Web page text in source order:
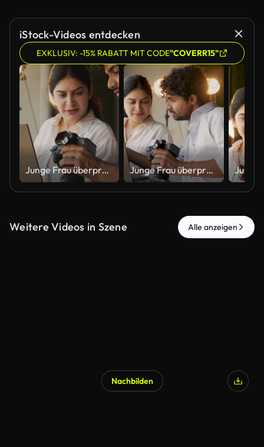
iStock-Videos entdecken
EXKLUSIV: -15% RABATT MIT CODE"COVERR15"
Junge Frau überprüft Fotos auf dem Laptop, von männlichem Fotografen in der Werkstatt geklickt Junge Frau überprüft Fotos auf dem Laptop, von männlichem Fotografen in der Werkstatt geklickt
Weitere Videos in Szene Alle anzeigen
Nachbilden